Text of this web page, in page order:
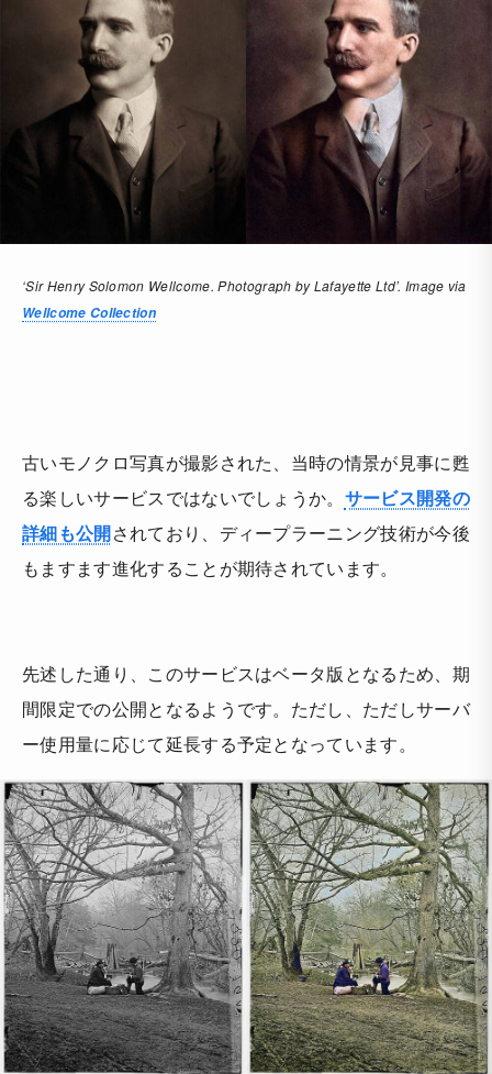
‘Sir Henry Solomon Wellcome. Photograph by Lafayette Ltd’. Image via
Wellcome Collection
古いモノクロ写真が撮影された、当時の情景が見事に甦
る楽しいサービスではないでしょうか。 サービス開発の
詳細も公開されており、ディープラーニング技術が今後
もますます進化することが期待されています。
先述した通り、このサービスはベータ版となるため、期
間限定での公開となるようです。ただし、ただしサーバ
ー使用量に応じて延長する予定となっています。